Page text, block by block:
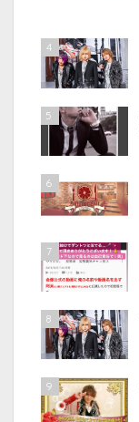
4
5
6
7
8
9